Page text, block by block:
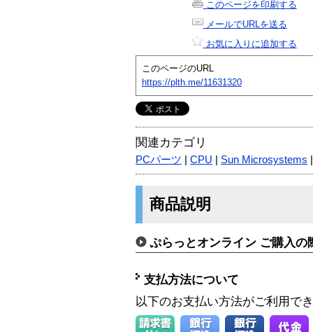
このページを印刷する
メールでURLを送る
お気に入りに追加する
このページのURL
https://plth.me/11631320
関連カテゴリ
PCパーツ CPU Sun Microsystems
商品説明
ぷらっとオンライン ご購入の
支払方法について
以下のお支払い方法がご利用で